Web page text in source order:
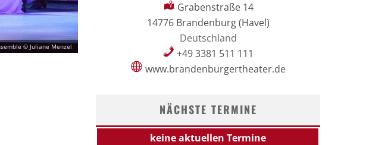
© Juliane Menzel
Grabenstraße 14
14776 Brandenburg (Havel)
Deutschland
+49 3381 511 111
www.brandenburgertheater.de
NÄCHSTE TERMINE
keine aktuellen Termine